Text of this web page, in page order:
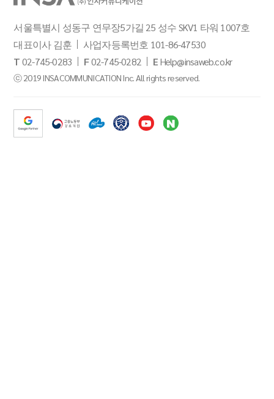
서울특별시 성동구 연무장5가길 25 성수 SKV1 타워 1007호
대표이사 김훈
사업자등록번호 101-86-47530
T02-745-0283 F02-745-0282 EHelp@insaweb.co.kr
ⓒ 2019 INSACOMMUNICATION Inc. All rights reserved.